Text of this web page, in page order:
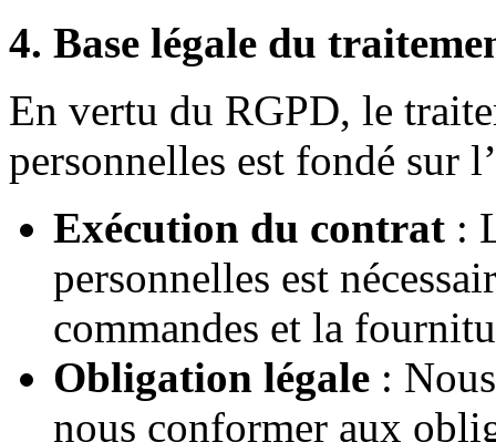
4. Base légale du
En vertu du RGPD, le
personnelles est fondé sur
Exécution du contrat :
personnelles est
commandes et la
Obligation légale :
nous conformer aux